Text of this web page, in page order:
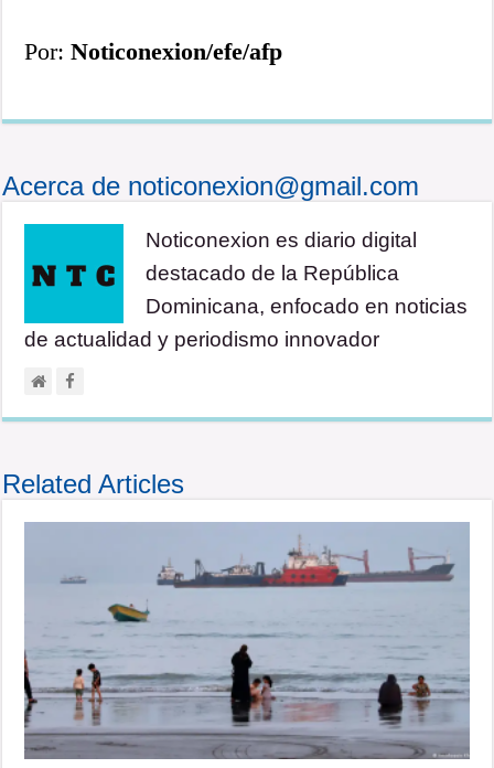
Por:Noticonexion/efe/afp
Acerca de noticonexion@gmail.com
Noticonexion es diario digital
destacado de la República
Dominicana, enfocado en noticias
de actualidad y periodismo innovador
Related Articles